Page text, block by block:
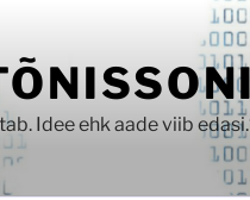
Idee ehk aade viib